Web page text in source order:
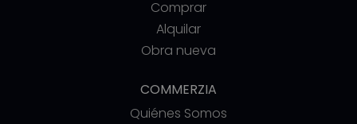
Comprar
Alquilar
Obra nueva
COMMERZIA
Quiénes Somos